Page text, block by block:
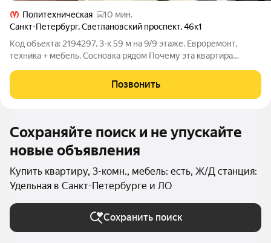
Политехническая
10 мин.
Санкт-Петербург,Светлановский проспект,46к1
Код объекта: 2194297. 3-к 59 м на 9/9 этаже. Евроремонт,
техника + мебель. Сосновка рядом Почему эта квартира
трубы, окна с блокираторами, тёплые полы (ванная, с/у, кухня),
Позвонить
Сохраняйте поиск и не упускайте
новые объявления
Купить квартиру, 3-комн., мебель: есть, Ж/Д станция:
Удельная в Санкт-Петербурге и ЛО
Сохранить поиск